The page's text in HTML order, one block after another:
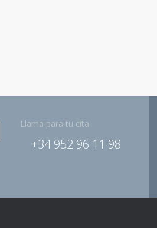
Llama para tu cita
+34 952 96 11 98